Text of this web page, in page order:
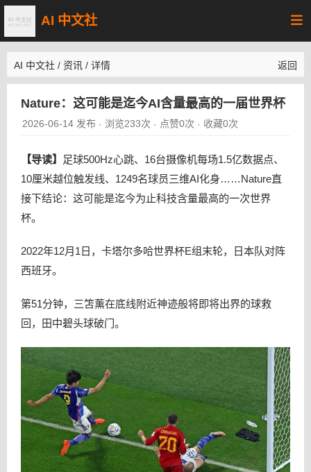
AI 中文社
AI 中文社 / 资讯 / 详情 返回
Nature：这可能是迄今AI含量最高的一届世界杯
2026-06-14 发布 · 浏览233次 · 点赞0次 · 收藏0次
【导读】
足球500Hz心跳、16台摄像机每场1.5亿数据点、
10厘米越位触发线、1249名球员三维AI化身……Nature直
接下结论：这可能是迄今为止科技含量最高的一次世界
杯。
2022年12月1日，卡塔尔多哈世界杯E组末轮，日本队对阵
西班牙。
第51分钟，三笘薰在底线附近神迹般将即将出界的球救
回，田中碧头球破门。